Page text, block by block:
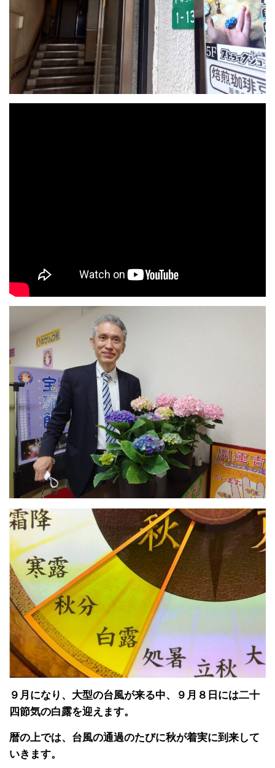
９月になり、大型の台風が来る中、９月８日には二十
四節気の白露を迎えます。
暦の上では、台風の通過のたびに秋が着実に到来して
いきます。